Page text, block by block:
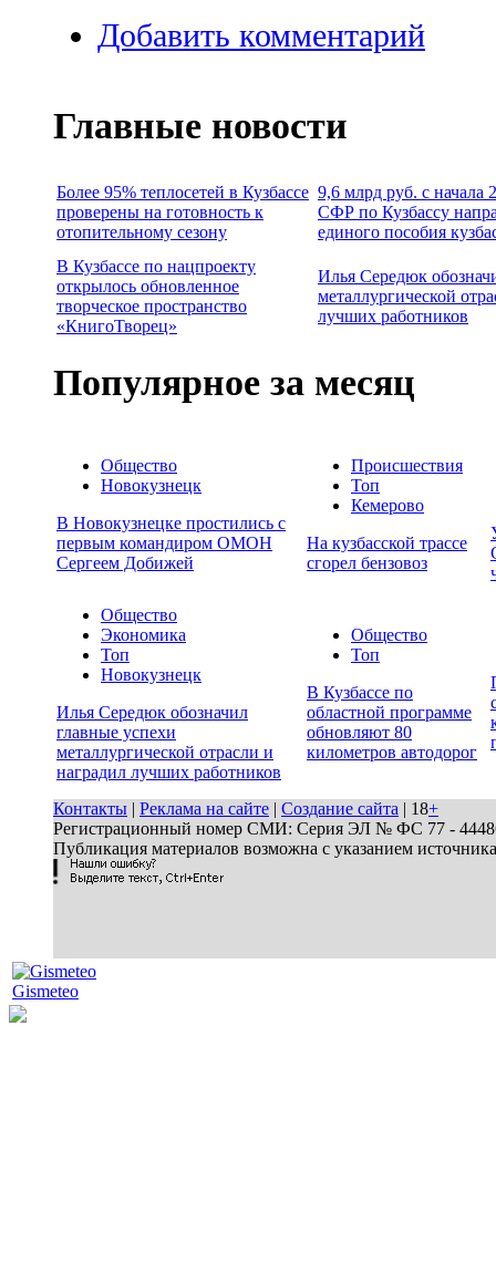
Добавить комментарий
Главные новости
Более 95% теплосетей в Кузбассе
проверены на готовность к
отопительному сезону
9,6 млрд руб. с начала
СФР по Кузбассу
единого пособия
В Кузбассе по нацпроекту
открылось обновленное
творческое пространство
«КнигоТворец»
Илья Середюк
металлургической
лучших работников
Популярное за месяц
Общество
Новокузнецк
В Новокузнецке простились с
первым командиром ОМОН
Сергеем Добижей
Происшествия
Топ
Кемерово
На кузбасской трассе
сгорел бензовоз
Общество
Экономика
Топ
Новокузнецк
Илья Середюк обозначил
главные успехи
металлургической отрасли и
наградил лучших работников
Общество
Топ
В Кузбассе по
областной программе
обновляют 80
километров автодорог
Контакты | Реклама на сайте | Создание сайта | 18+
Регистрационный номер СМИ: Серия ЭЛ № ФС 77 - 44486
Публикация материалов возможна с указанием
Gismeteo